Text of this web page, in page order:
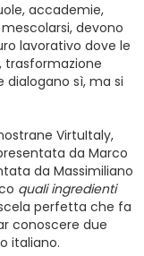
accademie,
devono
lavorativo dove le
trasformazione
dialogano sì, ma si
VirtuItaly,
da Marco
da Massimiliano
quali ingredienti
perfetta che fa
conoscere due
italiano.